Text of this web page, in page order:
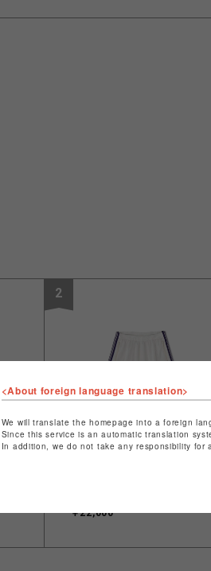
2
SMOOTH
￥22,000
<About foreign language translation>
We will translate the homepage into a foreign
Since this service is an automatic translation
In addition, we do not take any responsibility for